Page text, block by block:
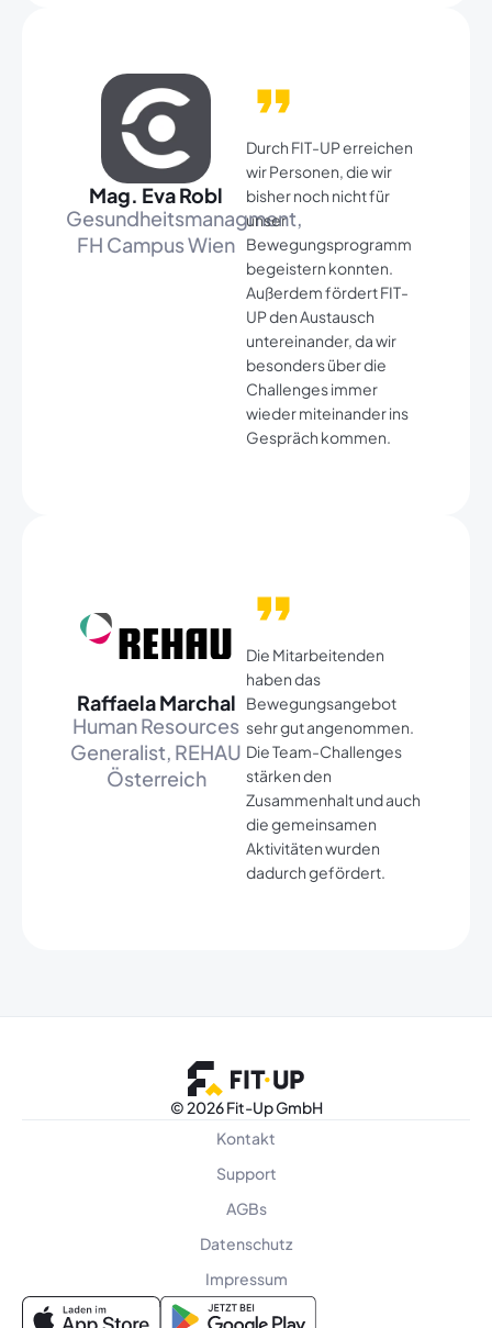
Mag. Eva Robl​
Gesundheitsmanagment,
FH Campus Wien​
Durch FIT-UP erreichen
wir Personen, die wir
bisher noch nicht für
unser
Bewegungsprogramm
begeistern konnten.
Außerdem fördert FIT-
UP den Austausch
untereinander, da wir
besonders über die
Challenges immer
wieder miteinander ins
Gespräch kommen.​
Raffaela Marchal​
Human Resources
Generalist, REHAU
Österreich​
Die Mitarbeitenden
haben das
Bewegungsangebot
sehr gut angenommen.
Die Team-Challenges
stärken den
Zusammenhalt und auch
die gemeinsamen
Aktivitäten wurden
dadurch gefördert.​
©2026 Fit-Up GmbH
Kontakt
Support
AGBs
Datenschutz
Impressum